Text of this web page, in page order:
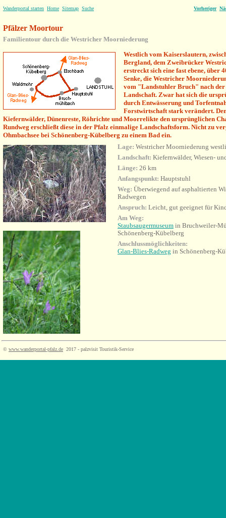
Wanderportal starten Home Sitemap Suche Vorheriger
Pfälzer Moortour
Familientour durch die Westricher Moorniederung
Westlich vom Kaiserslautern,
Bergland, dem Zweibrücker
erstreckt sich eine fast ebene, über
Senke, die Westricher
vom "Landstuhler Bruch" nach der
Landschaft. Zwar hat sich die
durch Entwässerung und
Forstwirtschaft stark verändert.
Kiefernwälder, Dünenreste, Röhrichte und Moorrelikte den ursprünglichen
Rundweg erschließt diese in der Pfalz einmalige Landschaftsform. Nicht zu
Ohmbachsee bei Schönenberg-Kübelberg zu einem Bad ein.
Lage: Westricher Moorniederung
Landschaft: Kiefernwälder, Wiesen-
Länge: 26 km
Anfangspunkt: Hauptstuhl
Weg: Überwiegend auf asphaltierten
Radwegen
Anspruch: Leicht, gut geeignet für
Am Weg:
Staubsaugermuseum in Bruchweiler-
Schönenberg-Kübelberg
Anschlussmöglichkeiten:
Glan-Blies-Radweg in Schönenberg-
© www.wanderportal-pfalz.de 2017 - palzvisit Touristik-Service